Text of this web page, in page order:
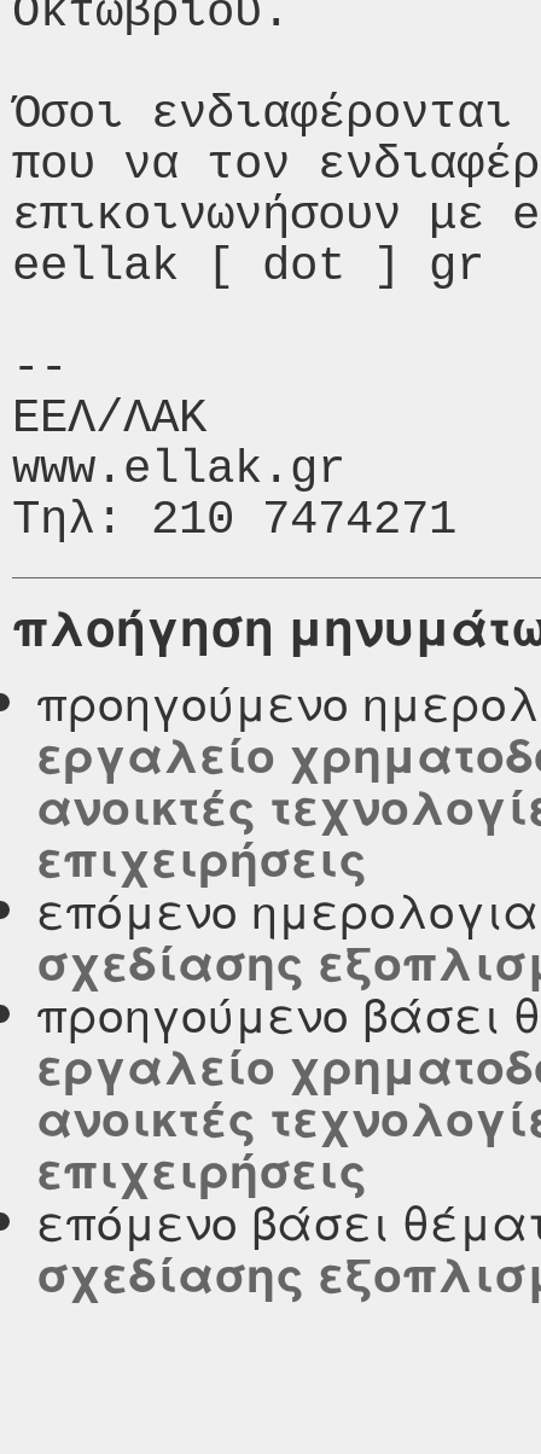
Οκτωβρίου.
Όσοι
που να τον
επικοινωνήσουν
eellak [ dot ] gr
--
ΕΕΛ/ΛΑΚ
www.ellak.gr
πλοήγηση
προηγούμενο
εργαλείο
ανοικτές
επιχειρήσεις
επόμενο
σχεδίασης
προηγούμενο βάσει
εργαλείο
ανοικτές
επιχειρήσεις
επόμενο βάσει
σχεδίασης